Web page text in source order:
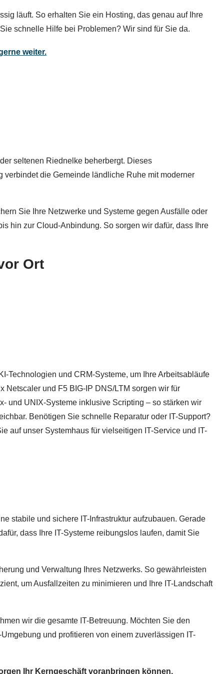
läuft. So erhalten Sie ein Hosting, das genau auf Ihre
schnelle Hilfe bei Problemen? Wir sind für Sie da.
weiter.
seltenen Riednelke beherbergt. Dieses
die Gemeinde ländliche Ruhe mit moderner
Sie Ihre Netzwerke und Systeme gegen Ausfälle oder
hin zur Cloud-Anbindung. So sorgen wir dafür, dass Ihre
Ort
Technologien und CRM-Systeme, um Ihre Arbeitsabläufe
Netscaler und F5 BIG-IP DNS/LTM sorgen wir für
und UNIX-Systeme inklusive Scripting – so stärken wir
Benötigen Sie schnelle Reparatur oder IT-Support?
auf unser Systemhaus für vielseitigen IT-Service und IT-
stabile und sichere IT-Infrastruktur aufzubauen. Gerade
dass Ihre IT-Systeme reibungslos laufen, damit Sie
und Verwaltung Ihres Netzwerks. So gewährleisten
um Ausfallzeiten zu minimieren und Ihre IT-Landschaft
wir die gesamte IT-Betreuung. Möchten Sie den
und profitieren von einem zuverlässigen IT-
Ihr Kerngeschäft voranbringen können.